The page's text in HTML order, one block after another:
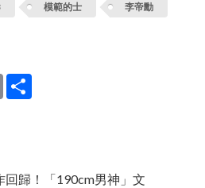
模範的士 李帝勳
Copy
Link
回歸！「190cm男神」文